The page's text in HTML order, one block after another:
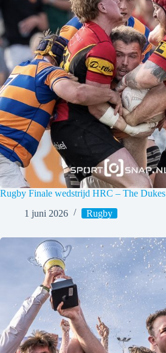
Rugby Finale wedstrijd HRC – The Dukes
1 juni 2026
Rugby